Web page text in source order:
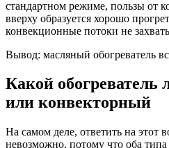
стандартном режиме, пользы от
вверху образуется хорошо
конвекционные потоки не
Вывод: масляный обогреватель
Какой
или конвекторный
На самом деле, ответить на этот
невозможно, потому что оба